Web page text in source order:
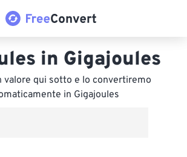
in Gigajoules
valore qui sotto e lo convertiremo
in Gigajoules